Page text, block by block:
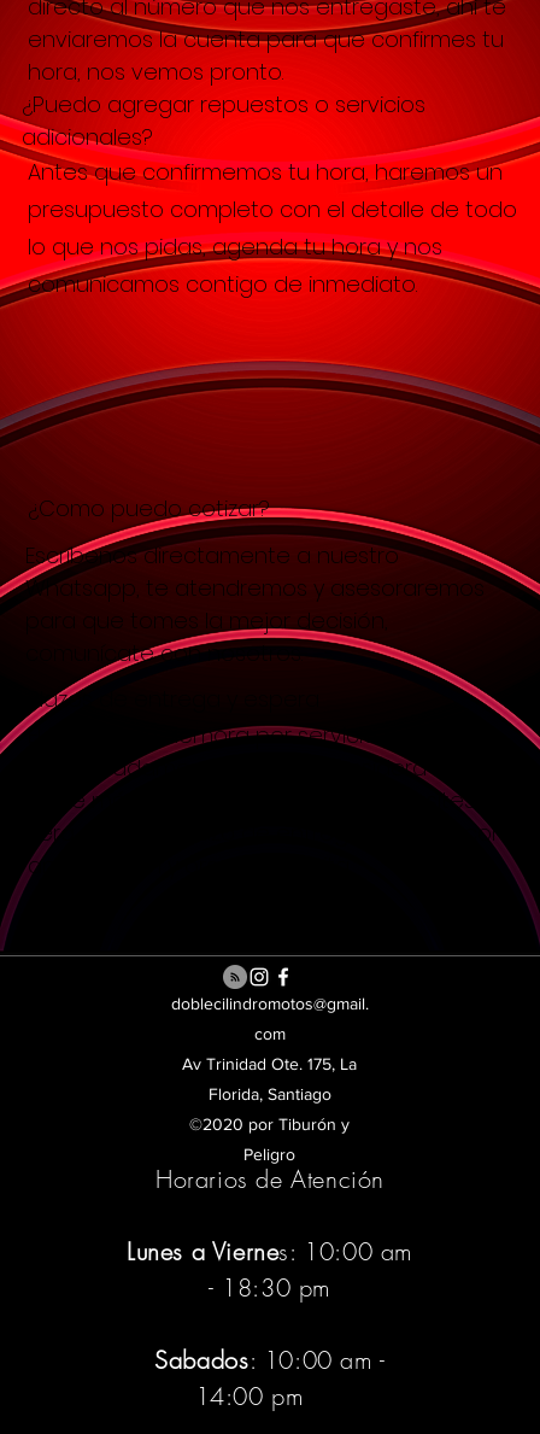
¿Como puedo cotizar?
Escríbenos directamente a nuestro
Whatsapp, te atendremos y asesoraremos
para que tomes la mejor decisión,
comunícate con nosotros.
Plazos de entrega y espera
El tiempo de demora por servicio es de
aproximadamente 2 horas, considera que
entre más repuestos y servicios necesites,
será mayor el plazo de entrega, agenda con
anticipiación y organiza tu cita.
directo al número que nos entregaste, ahí te
enviaremos la cuenta para que confirmes tu
hora, nos vemos pronto.
¿Puedo agregar repuestos o servicios
adicionales?
Antes que confirmemos tu hora, haremos un
presupuesto completo con el detalle de todo
lo que nos pidas, agenda tu hora y nos
comunicamos contigo de inmediato.
doblecilindromotos@gmail.
com
Av Trinidad Ote. 175, La
Florida, Santiago
©2020 por Tiburón y
Peligro
Horarios de Atención
Lunes a Viernes: 10:00 am
- 18:30 pm
Sabados: 10:00 am -
14:00 pm